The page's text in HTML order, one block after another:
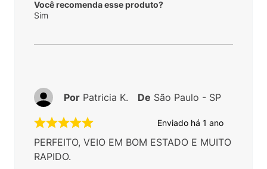
Você recomenda esse produto?
Sim
Enviado há 1 ano
PERFEITO, VEIO EM BOM ESTADO E MUITO
RAPIDO.
Por Patricia K. De São Paulo - SP